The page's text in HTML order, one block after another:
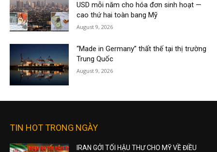
USD mỗi năm cho hóa đơn sinh hoạt —
cao thứ hai toàn bang Mỹ
August 9, 2026
“Made in Germany” thất thế tại thị trường
Trung Quốc
August 9, 2026
TIN HOT TRONG NGÀY
IRAN GỞI TỐI HẬU THƯ CHO MỸ VỀ ĐIỀU